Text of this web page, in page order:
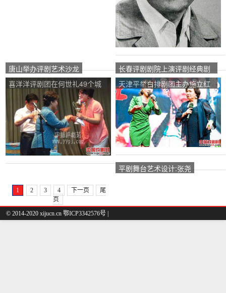
唐山举办评剧艺术沙龙
长春评剧剧院上演评剧经典剧
《以花为媒》、《嫂子不配》
喜洋洋评剧团在何世礼49个城
市安排了第二场大型古装鞠萍
歌剧《花儿为媒介》的演出。
天津平举白排剧团主办施立红
演唱会
平剧舞台艺术设计:张尧
1 2 3 4 下一页
尾
页
© 2014-2020 xijucn.cn 鄂ICP3342576号 |